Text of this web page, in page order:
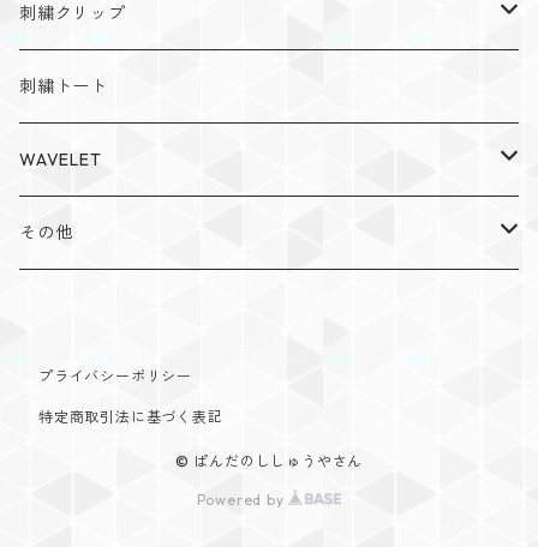
障がい
症状
カスタマイズ
その他
ふわもこお名前ワッペン
カラーフェルト
ノーマルフェルト
花束ワッペン
丸形ワッペン
カラーフェルト
シンプルお名前ワッペン
刺繍クリップ
カスタマイズ
刺繍トート
WAVELET
パーカー
シャツ
その他
プライバシーポリシー
特定商取引法に基づく表記
© ぱんだのししゅうやさん
Powered by